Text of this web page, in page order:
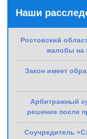
Наши
Ростовский
жалобы на
Закон имеет
Арбитражный
решение после
Соучредитель